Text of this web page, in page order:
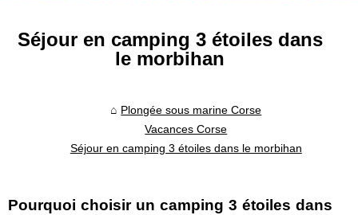
Séjour en camping 3 étoiles dans
le morbihan
Plongée sous marine Corse
Vacances Corse
Séjour en camping 3 étoiles dans le morbihan
Pourquoi choisir un camping 3 étoiles dans